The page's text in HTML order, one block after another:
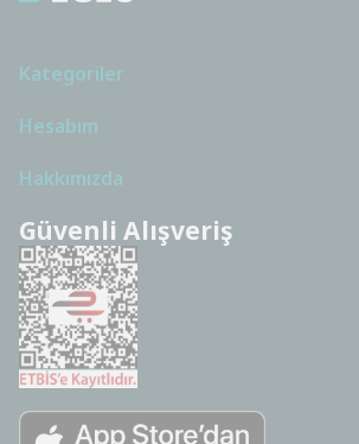
Kategoriler
Hesabım
Hakkımızda
Güvenli Alışveriş